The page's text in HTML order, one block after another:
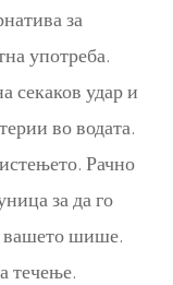
за
употреба.
секаков удар и
во водата.
Рачно
за да го
вашето шише.
течење.